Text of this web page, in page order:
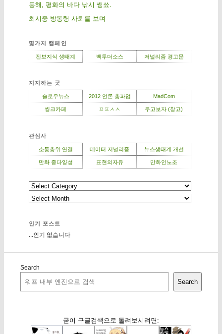
동해, 평화의 바다 낚시 쌩쑈.
최시중 방통령 사퇴를 보며
몇가지 캠페인
진보지식 생태계 백투더소스 저널리즘 경고문
지지하는 곳
슬로우뉴스 2012 언론 총파업 MadCom
씽크카페 ㅍㅍㅅㅅ 두고보자 (창고)
관심사
소통층위 연결 데이터 저널리즘 뉴스생태계 개선
만화 종다양성 표현의자유 만화인노조
인기 포스트
...인기 없습니다
Search
Search
굳이 구글검색으로 돌려보시려면: